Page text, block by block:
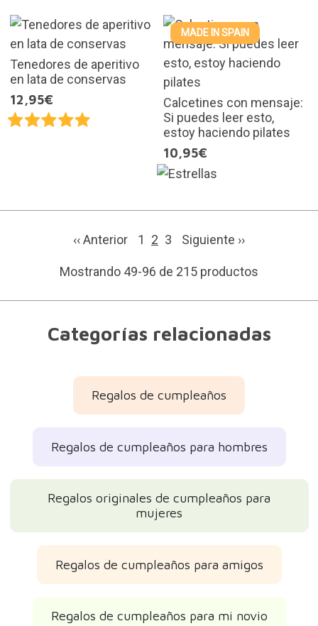
Tenedores de aperitivo
en lata de conservas
12,95€
MADE IN SPAIN
Calcetines con mensaje:
Si puedes leer esto,
estoy haciendo pilates
10,95€
‹‹ Anterior 1 2 3 Siguiente ››
Mostrando 49-96 de 215 productos
Categorías relacionadas
Regalos de cumpleaños
Regalos de cumpleaños para hombres
Regalos originales de cumpleaños para
mujeres
Regalos de cumpleaños para amigos
Regalos de cumpleaños para mi novio